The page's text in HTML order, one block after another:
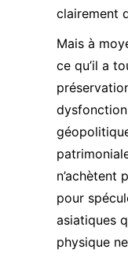
clairement
Mais à
ce qu’il a
n’achètent
pour
asiatiques
physique